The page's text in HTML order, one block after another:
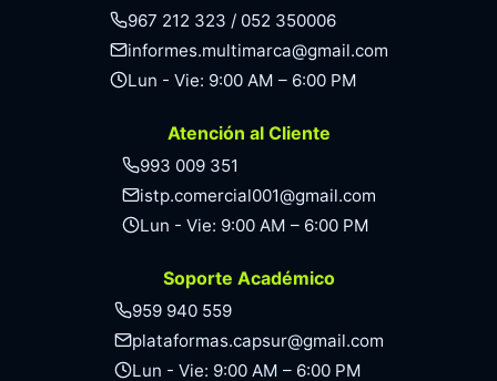
967 212 323 / 052 350006
informes.multimarca@gmail.com
Lun - Vie: 9:00 AM – 6:00 PM
Atención al Cliente
993 009 351
istp.comercial001@gmail.com
Lun - Vie: 9:00 AM – 6:00 PM
Soporte Académico
959 940 559
plataformas.capsur@gmail.com
Lun - Vie: 9:00 AM – 6:00 PM